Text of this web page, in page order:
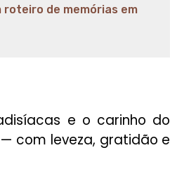
roteiro de memórias em
e o carinho do
com leveza, gratidão e